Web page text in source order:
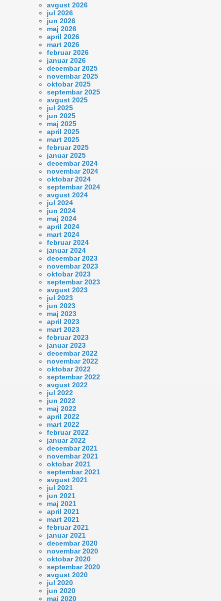
avgust 2026
jul 2026
jun 2026
maj 2026
april 2026
mart 2026
februar 2026
januar 2026
decembar 2025
novembar 2025
oktobar 2025
septembar 2025
avgust 2025
jul 2025
jun 2025
maj 2025
april 2025
mart 2025
februar 2025
januar 2025
decembar 2024
novembar 2024
oktobar 2024
septembar 2024
avgust 2024
jul 2024
jun 2024
maj 2024
april 2024
mart 2024
februar 2024
januar 2024
decembar 2023
novembar 2023
oktobar 2023
septembar 2023
avgust 2023
jul 2023
jun 2023
maj 2023
april 2023
mart 2023
februar 2023
januar 2023
decembar 2022
novembar 2022
oktobar 2022
septembar 2022
avgust 2022
jul 2022
jun 2022
maj 2022
april 2022
mart 2022
februar 2022
januar 2022
decembar 2021
novembar 2021
oktobar 2021
septembar 2021
avgust 2021
jul 2021
jun 2021
maj 2021
april 2021
mart 2021
februar 2021
januar 2021
decembar 2020
novembar 2020
oktobar 2020
septembar 2020
avgust 2020
jul 2020
jun 2020
maj 2020